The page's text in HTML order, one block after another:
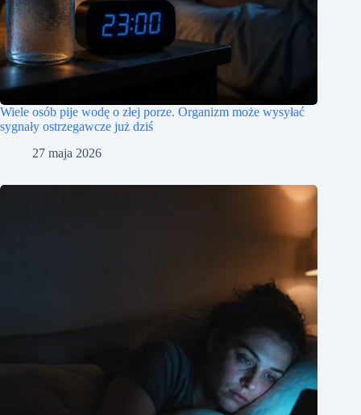
Wiele osób pije wodę o złej porze. Organizm może wysyłać
sygnały ostrzegawcze już dziś
27 maja 2026